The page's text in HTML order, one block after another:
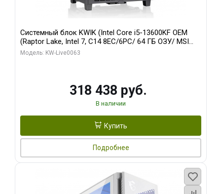
Системный блок KWIK (Intel Core i5-13600KF OEM
(Raptor Lake, Intel 7, C14 8EC/6PC/ 64 ГБ ОЗУ/ MSI
RTX5080 VENTUS 3X OC 16GB GDDR7 256bit 3xDP
Модель: KW-Live0063
318 438 руб.
В наличии
Купить
Подробнее